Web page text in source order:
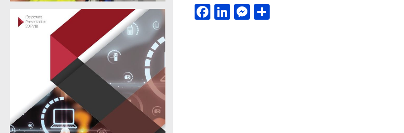
Facebook
LinkedIn
Messenger
Μοιραστείτε